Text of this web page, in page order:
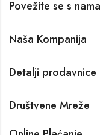
Povežite se s nama
Naša Kompanija
Detalji prodavnice
Društvene Mreže